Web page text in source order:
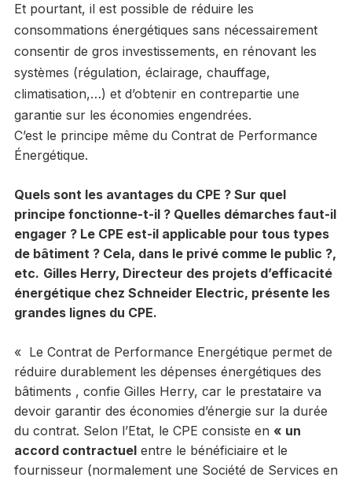
Et pourtant, il est possible de réduire les
consommations énergétiques sans nécessairement
consentir de gros investissements, en rénovant les
systèmes (régulation, éclairage, chauffage,
climatisation,…) et d’obtenir en contrepartie une
garantie sur les économies engendrées.
C’est le principe même du Contrat de Performance
Énergétique.
Quels sont les avantages du CPE ? Sur quel
principe fonctionne-t-il ? Quelles démarches faut-il
engager ? Le CPE est-il applicable pour tous types
de bâtiment ? Cela, dans le privé comme le public ?,
etc. Gilles Herry, Directeur des projets d’efficacité
énergétique chez Schneider Electric, présente les
grandes lignes du CPE.
« Le Contrat de Performance Energétique permet de
réduire durablement les dépenses énergétiques des
bâtiments , confie Gilles Herry, car le prestataire va
devoir garantir des économies d’énergie sur la durée
du contrat. Selon l’Etat, le CPE consiste en « un
accord contractuelentre le bénéficiaire et le
fournisseur (normalement une Société de Services en